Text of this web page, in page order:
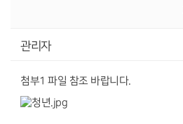
관리자
첨부1 파일 참조 바랍니다.